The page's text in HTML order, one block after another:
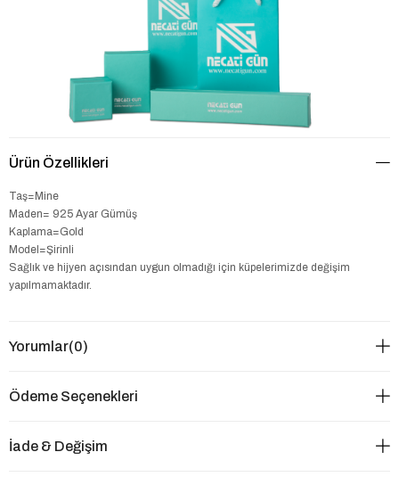
Ürün Özellikleri
Taş=Mine
Maden= 925 Ayar Gümüş
Kaplama=Gold
Model=Şirinli
Sağlık ve hijyen açısından uygun olmadığı için küpelerimizde değişim
yapılmamaktadır.
Yorumlar(0)
Ödeme Seçenekleri
İade & Değişim